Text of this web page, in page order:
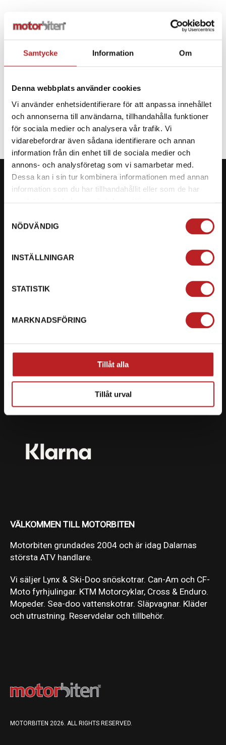
Samtycke Information Om
Denna webbplats använder cookies
Vi använder enhetsidentifierare för att anpassa innehållet
och annonserna till användarna, tillhandahålla funktioner
för sociala medier och analysera vår trafik. Vi
vidarebefordrar även sådana identifierare och annan
information från din enhet till de sociala medier och
annons- och analysföretag som vi samarbetar med.
Dessa kan i sin tur kombinera informationen med annan
information som du har tillhandahållit eller som de har
NÖDVÄNDIG
INSTÄLLNINGAR
STATISTIK
MARKNADSFÖRING
Tillåt alla
Tillåt urval
- +
SPECIFIKATION
Org. nummer: 5566689278
Ryckepungsvägen 3, 79177 Falun
Vi erbjuder flera olika betalsätt. Dina köp är alltid
skyddade med krypteringsteknik.
VÄLKOMMEN TILL MOTORBITEN
Motorbiten grundades 2004 och är idag Dalarnas
största ATV handlare.
Vi säljer Lynx & Ski-Doo snöskotrar. Can-Am och CF-
Moto fyrhjulingar. KTM Motorcyklar, Cross & Enduro.
Mopeder. Sea-doo vattenskotrar. Släpvagnar. Kläder
och utrustning. Reservdelar och tillbehör.
MOTORBITEN 2026. ALL RIGHTS RESERVED.